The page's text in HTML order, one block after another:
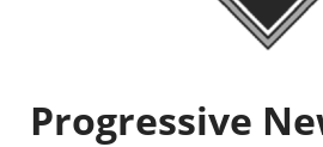
Progressive